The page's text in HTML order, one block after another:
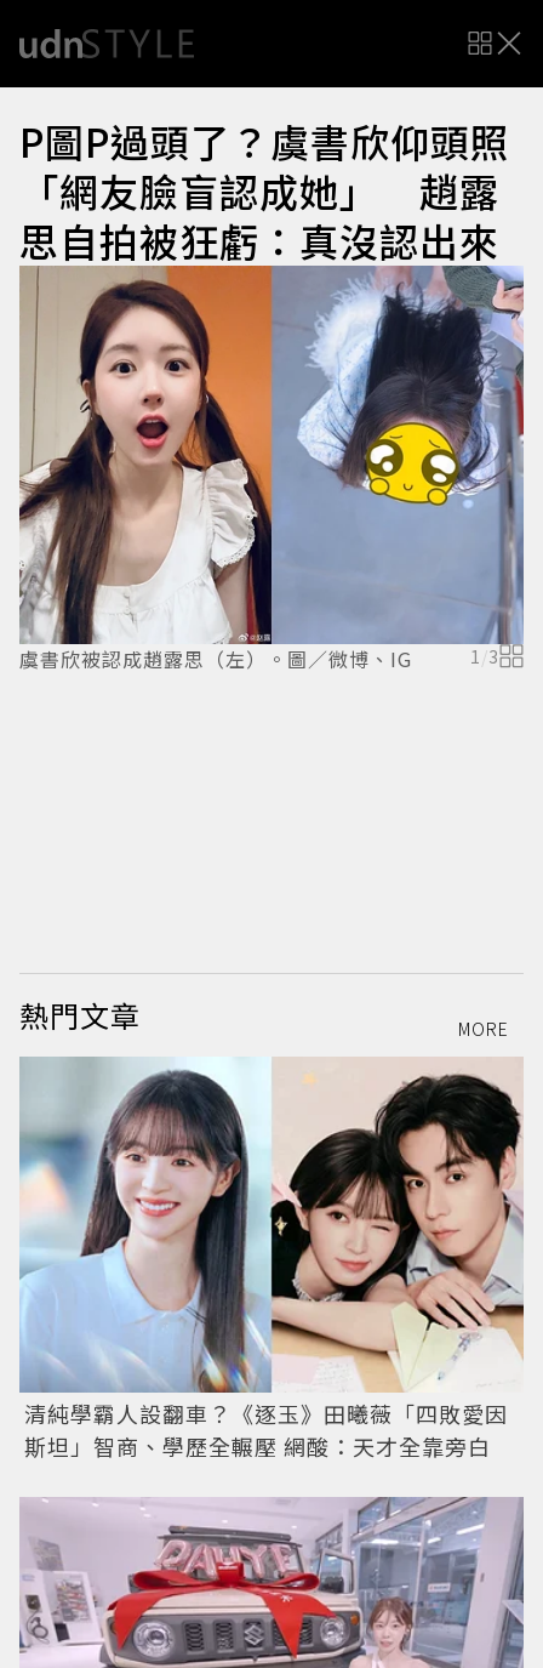
P圖P過頭了？虞書欣仰頭照
「網友臉盲認成她」 趙露
思自拍被狂虧：真沒認出來
虞書欣被認成趙露思（左）。圖／微博、IG 1/3
熱門文章 MORE
清純學霸人設翻車？《逐玉》田曦薇「四敗愛因
斯坦」智商、學歷全輾壓 網酸：天才全靠旁白